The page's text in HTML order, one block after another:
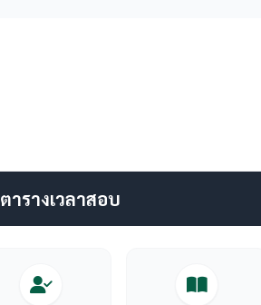
ตารางเวลาสอบ